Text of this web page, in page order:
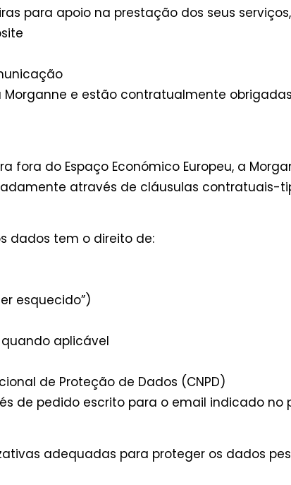
para apoio na prestação dos seus
e estão contratualmente
fora do Espaço Económico Europeu, a
através de cláusulas contratuais-
dados tem o direito de:
esquecido”)
aplicável
de Proteção de Dados (CNPD)
de pedido escrito para o email indicado no
adequadas para proteger os dados